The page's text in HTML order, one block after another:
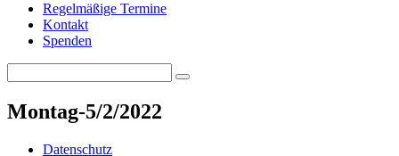
Regelmäßige Termine
Kontakt
Spenden
for:
Search
Montag-5/2/2022
Datenschutz